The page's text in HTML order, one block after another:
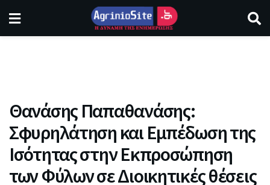
Θανάσης Παπαθανάσης:
Σφυρηλάτηση και Εμπέδωση της
Ισότητας στην Εκπροσώπηση
των Φύλων σε Διοικητικές θέσεις